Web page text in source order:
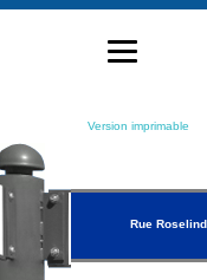
Version imprimable
Rue Roselind